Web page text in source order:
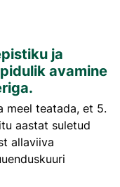
ja
avamine
meel teatada, et 5.
aastat suletud
allaviiva